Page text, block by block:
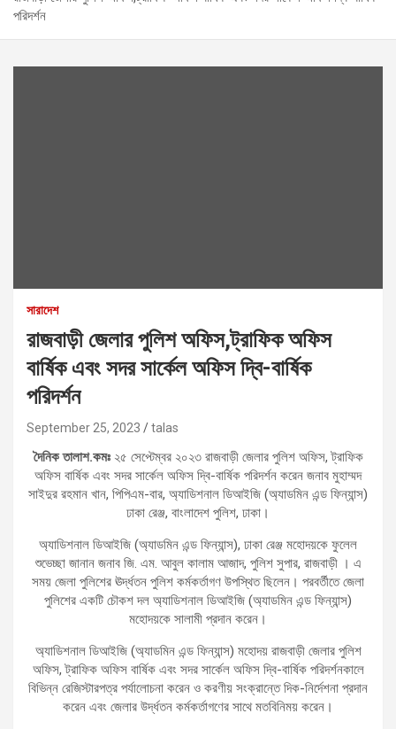
পরিদর্শন
সারাদেশ
রাজবাড়ী জেলার পুলিশ অফিস,ট্রাফিক অফিস
বার্ষিক এবং সদর সার্কেল অফিস দ্বি-বার্ষিক
পরিদর্শন
September 25, 2023 talas
দৈনিক তালাশ.কমঃ ২৫ সেপ্টেম্বর ২০২৩ রাজবাড়ী জেলার পুলিশ অফিস, ট্রাফিক
অফিস বার্ষিক এবং সদর সার্কেল অফিস দ্বি-বার্ষিক পরিদর্শন করেন জনাব মুহাম্মদ
সাইদুর রহমান খান, পিপিএম-বার, অ্যাডিশনাল ডিআইজি (অ্যাডমিন এন্ড ফিন্যান্স)
ঢাকা রেঞ্জ, বাংলাদেশ পুলিশ, ঢাকা।
অ্যাডিশনাল ডিআইজি (অ্যাডমিন এন্ড ফিন্যান্স), ঢাকা রেঞ্জ মহোদয়কে ফুলেল
শুভেচ্ছা জানান জনাব জি. এম. আবুল কালাম আজাদ, পুলিশ সুপার, রাজবাড়ী । এ
সময় জেলা পুলিশের ঊর্দ্ধতন পুলিশ কর্মকর্তাগণ উপস্থিত ছিলেন। পরবর্তীতে জেলা
পুলিশের একটি চৌকশ দল অ্যাডিশনাল ডিআইজি (অ্যাডমিন এন্ড ফিন্যান্স)
মহোদয়কে সালামী প্রদান করেন।
অ্যাডিশনাল ডিআইজি (অ্যাডমিন এন্ড ফিন্যান্স) মহোদয় রাজবাড়ী জেলার পুলিশ
অফিস, ট্রাফিক অফিস বার্ষিক এবং সদর সার্কেল অফিস দ্বি-বার্ষিক পরিদর্শনকালে
বিভিন্ন রেজিস্টারপত্র পর্যালোচনা করেন ও করণীয় সংক্রান্তে দিক-নির্দেশনা প্রদান
করেন এবং জেলার উর্দ্ধতন কর্মকর্তাগণের সাথে মতবিনিময় করেন।